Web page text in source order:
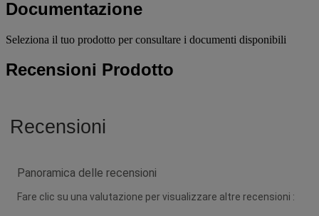
Documentazione
Seleziona il tuo prodotto per consultare i documenti disponibili
Recensioni Prodotto